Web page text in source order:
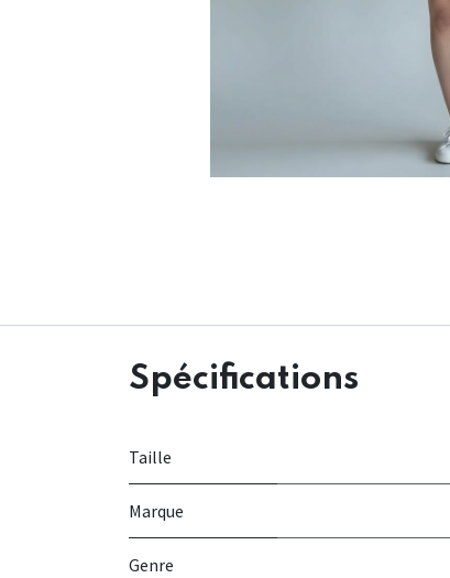
Spécifications
Taille
Marque
Genre